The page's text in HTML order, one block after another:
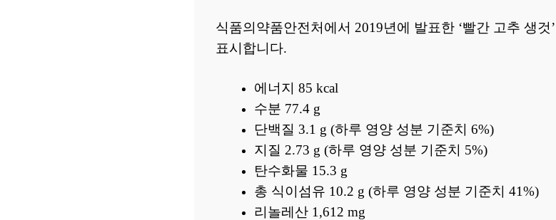
식품의약품안전처에서 2019년에 발표한 ‘빨간 고추 생
표시합니다.
에너지 85 kcal
수분 77.4 g
단백질 3.1 g (하루 영양 성분 기준치 6%)
지질 2.73 g (하루 영양 성분 기준치 5%)
탄수화물 15.3 g
총 식이섬유 10.2 g (하루 영양 성분 기준치 41%)
리놀레산 1,612 mg